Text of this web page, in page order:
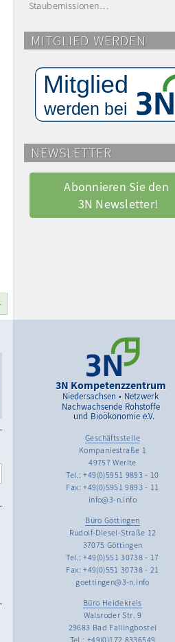
Staubemissionen…
MITGLIED WERDEN
NEWSLETTER
Abonnieren Sie den
3N Newsletter!
3N Kompetenzzentrum
Niedersachsen • Netzwerk
Nachwachsende Rohstoffe
und Bioökonomie e.V.
Geschäftsstelle
Kompaniestraße 1
49757 Werlte
Tel.: +49(0)5951 9893 - 10
Fax: +49(0)5951 9893 - 11
info@3-n.info
Büro Göttingen
Rudolf-Diesel-Straße 12
37075 Göttingen
Tel.: +49(0)551 30738 - 17
Fax: +49(0)551 30738 - 21
goettingen@3-n.info
Büro Heidekreis
Walsroder Str. 9
29683 Bad Fallingbostel
Tel.: +49(0)172 8336549